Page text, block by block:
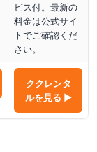
ビス付。最新の
料金は公式サイ
トでご確認くだ
さい。
ククレンタ
ルを見る ▶